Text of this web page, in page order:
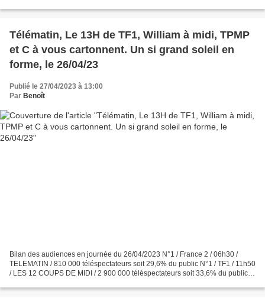
Télématin, Le 13H de TF1, William à midi, TPMP
et C à vous cartonnent. Un si grand soleil en
forme, le 26/04/23
Publié le 27/04/2023 à 13:00
Par Benoît
Bilan des audiences en journée du 26/04/2023 N°1 / France 2 / 06h30 /
TELEMATIN / 810 000 téléspectateurs soit 29,6% du public N°1 / TF1 / 11h50
/ LES 12 COUPS DE MIDI / 2 900 000 téléspectateurs soit 33,6% du public